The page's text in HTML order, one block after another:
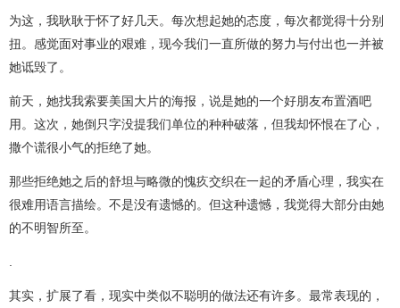
为这，我耿耿于怀了好几天。每次想起她的态度，每次都觉得十分别
扭。感觉面对事业的艰难，现今我们一直所做的努力与付出也一并被
她诋毁了。
前天，她找我索要美国大片的海报，说是她的一个好朋友布置酒吧
用。这次，她倒只字没提我们单位的种种破落，但我却怀恨在了心，
撒个谎很小气的拒绝了她。
那些拒绝她之后的舒坦与略微的愧疚交织在一起的矛盾心理，我实在
很难用语言描绘。不是没有遗憾的。但这种遗憾，我觉得大部分由她
的不明智所至。
其实，扩展了看，现实中类似不聪明的做法还有许多。最常表现的，